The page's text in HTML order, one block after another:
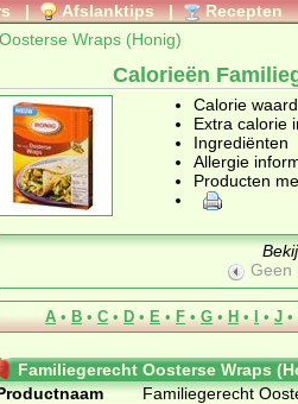
| Afslanktips | Recepten
Wraps (Honig)
Calorieën
Calorie
Extra calorie
Ingrediënten
Allergie
Producten
Geen
A • B • C • D • E • F • G • H • I • J •
Familiegerecht Oosterse Wraps
Familiegerecht